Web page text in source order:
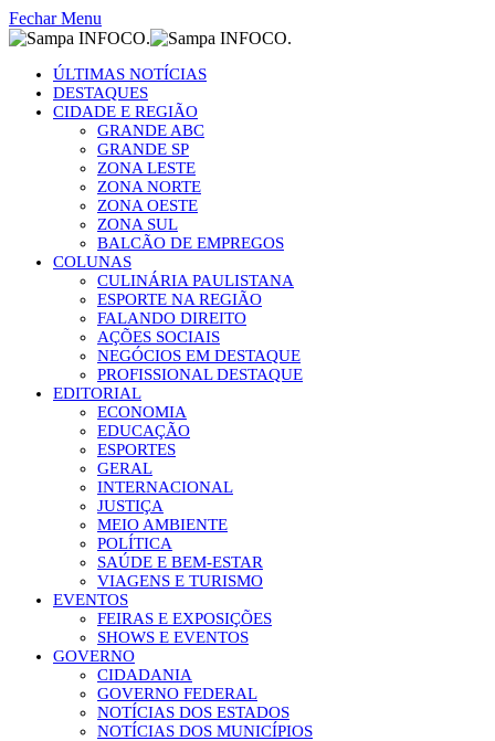
Fechar Menu
ÚLTIMAS NOTÍCIAS
DESTAQUES
CIDADE E REGIÃO
GRANDE ABC
GRANDE SP
ZONA LESTE
ZONA NORTE
ZONA OESTE
ZONA SUL
BALCÃO DE EMPREGOS
COLUNAS
CULINÁRIA PAULISTANA
ESPORTE NA REGIÃO
FALANDO DIREITO
AÇÕES SOCIAIS
NEGÓCIOS EM DESTAQUE
PROFISSIONAL DESTAQUE
EDITORIAL
ECONOMIA
EDUCAÇÃO
ESPORTES
GERAL
INTERNACIONAL
JUSTIÇA
MEIO AMBIENTE
POLÍTICA
SAÚDE E BEM-ESTAR
VIAGENS E TURISMO
EVENTOS
FEIRAS E EXPOSIÇÕES
SHOWS E EVENTOS
GOVERNO
CIDADANIA
GOVERNO FEDERAL
NOTÍCIAS DOS ESTADOS
NOTÍCIAS DOS MUNICÍPIOS